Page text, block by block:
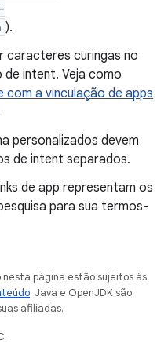
).
caracteres curingas no
intent. Veja como
a vinculação de apps
personalizados devem
de intent separados.
de app representam os
para sua termos-
nesta página estão sujeitos às
. Java e OpenJDK são
afiliadas.